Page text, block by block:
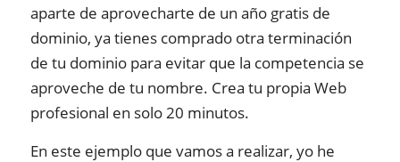
aparte de aprovecharte de un año gratis de
dominio, ya tienes comprado otra terminación
de tu dominio para evitar que la competencia se
aproveche de tu nombre. Crea tu propia Web
profesional en solo 20 minutos.
En este ejemplo que vamos a realizar, yo he